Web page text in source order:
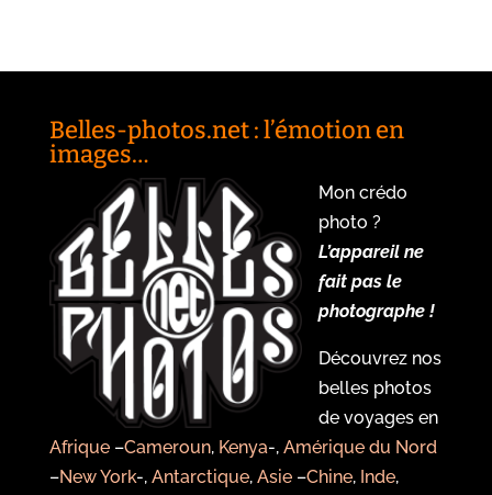
Belles-photos.net : l’émotion en
images…
Mon crédo
photo ?
L’appareil ne
fait pas le
photographe !
Découvrez nos
belles photos
de voyages en
Afrique–Cameroun, Kenya-, Amérique du Nord
–New York-, Antarctique, Asie–Chine, Inde,